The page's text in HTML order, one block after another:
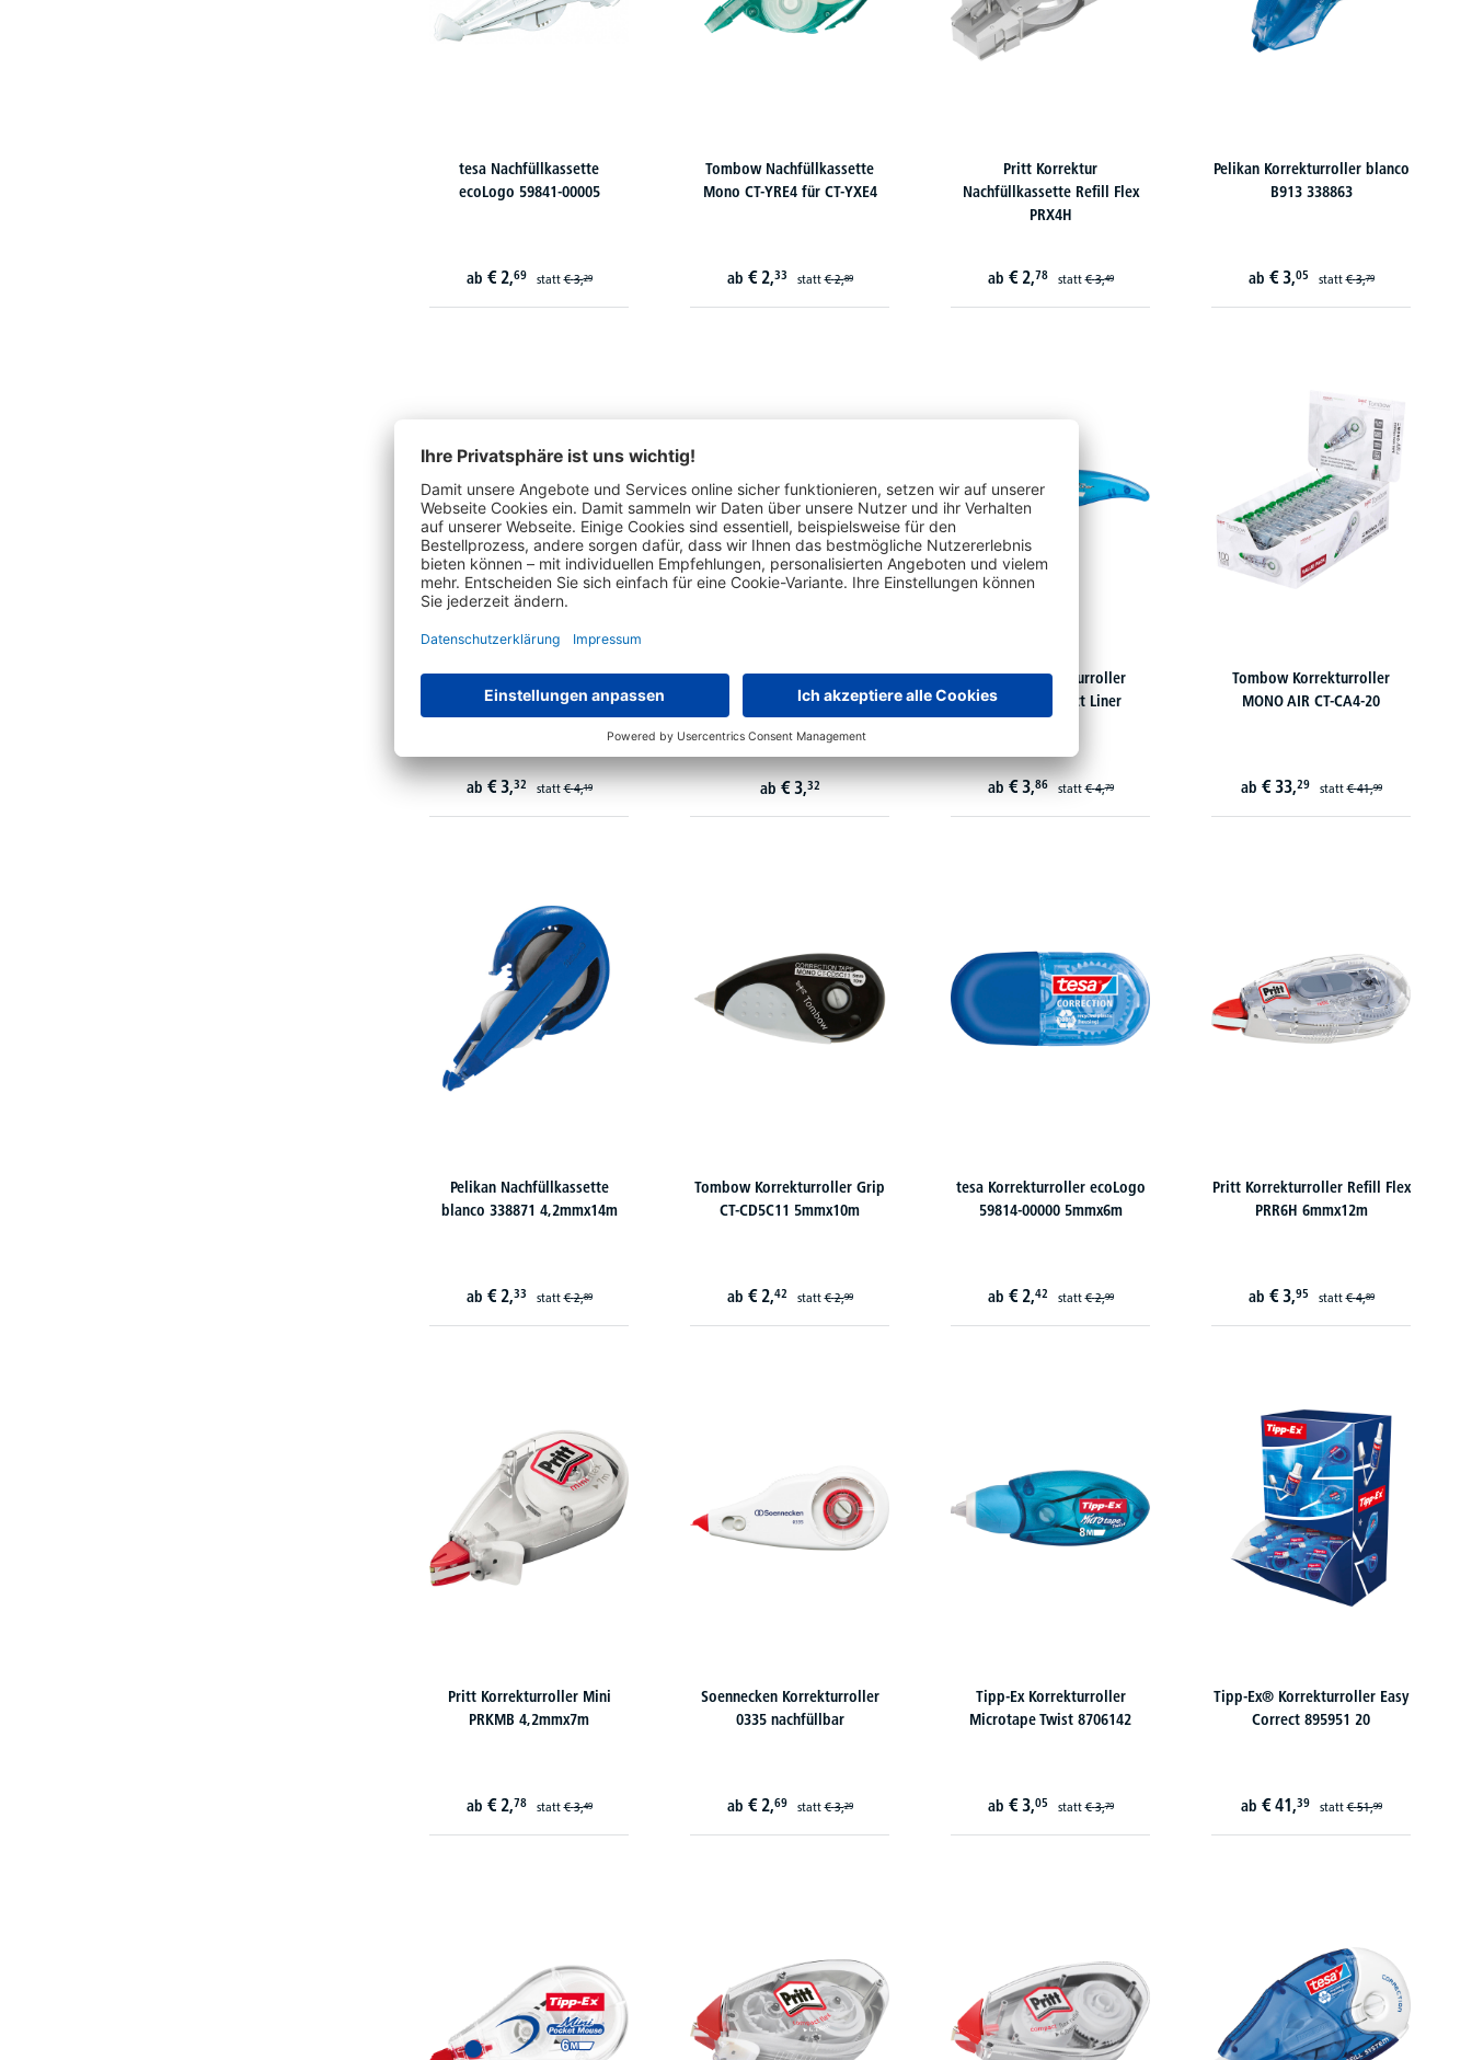
tesa Nachfüllkassette
ecoLogo 59841-00005
ab € 2,69 statt€ 3,29
Tombow Nachfüllkassette
Mono CT-YRE4 für CT-YXE4
ab € 2,33 statt€ 2,89
Pritt Korrektur
Nachfüllkassette Refill Flex
PRX4H
ab € 2,78 statt€ 3,49
Pelikan Korrekturroller blanco
B913 338863
ab € 3,05 statt€ 3,79
Pentel Korrekturstift Fine
Point Correction Pen
ab€ 3,32 statt€ 4,19
Tipp-Ex Korrekturroller Pocket
Mouse 8221362
ab€ 3,32
Tipp-Ex Korrekturroller
Ecolutions Exact Liner
ab€ 3,86 statt€ 4,79
Tombow Korrekturroller
MONO AIR CT-CA4-20
ab € 33,29 statt€ 41,99
Pelikan Nachfüllkassette
blanco 338871 4,2mmx14m
ab € 2,33 statt€ 2,89
Tombow Korrekturroller Grip
CT-CD5C11 5mmx10m
ab € 2,42 statt€ 2,99
tesa Korrekturroller ecoLogo
59814-00000 5mmx6m
ab € 2,42 statt€ 2,99
Pritt Korrekturroller Refill Flex
PRR6H 6mmx12m
ab € 3,95 statt€ 4,89
Pritt Korrekturroller Mini
PRKMB 4,2mmx7m
ab € 2,78 statt€ 3,49
Soennecken Korrekturroller
0335 nachfüllbar
ab € 2,69 statt€ 3,29
Tipp-Ex Korrekturroller
Microtape Twist 8706142
ab € 3,05 statt€ 3,79
Tipp-Ex® Korrekturroller Easy
Correct 895951 20
ab € 41,39 statt€ 51,99